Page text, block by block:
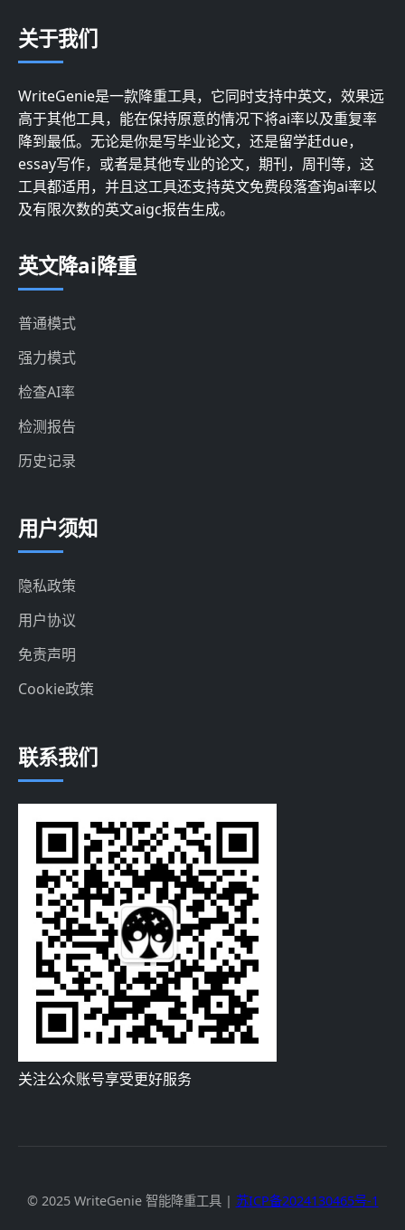
关于我们
WriteGenie是一款降重工具，它同时支持中英文，效果远
高于其他工具，能在保持原意的情况下将ai率以及重复率
降到最低。无论是你是写毕业论文，还是留学赶due，
essay写作，或者是其他专业的论文，期刊，周刊等，这
工具都适用，并且这工具还支持英文免费段落查询ai率以
及有限次数的英文aigc报告生成。
英文降ai降重
普通模式
强力模式
检查AI率
检测报告
历史记录
用户须知
隐私政策
用户协议
免责声明
Cookie政策
联系我们
关注公众账号享受更好服务
© 2025 WriteGenie 智能降重工具 | 苏ICP备2024130465号-1